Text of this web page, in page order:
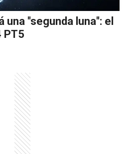
una ''segunda luna'': el
PT5